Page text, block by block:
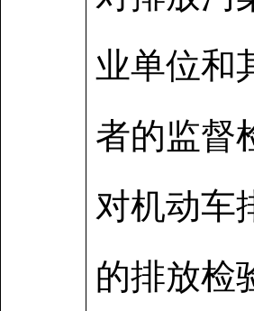
业单位和
者的监督
对机动车
的排放检